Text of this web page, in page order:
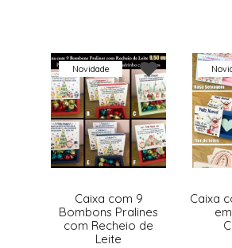
Novidade
Caixa com 9
Bombons Pralines
com Recheio de
Leite
Caixa